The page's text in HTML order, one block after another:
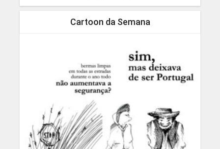
Cartoon da Semana